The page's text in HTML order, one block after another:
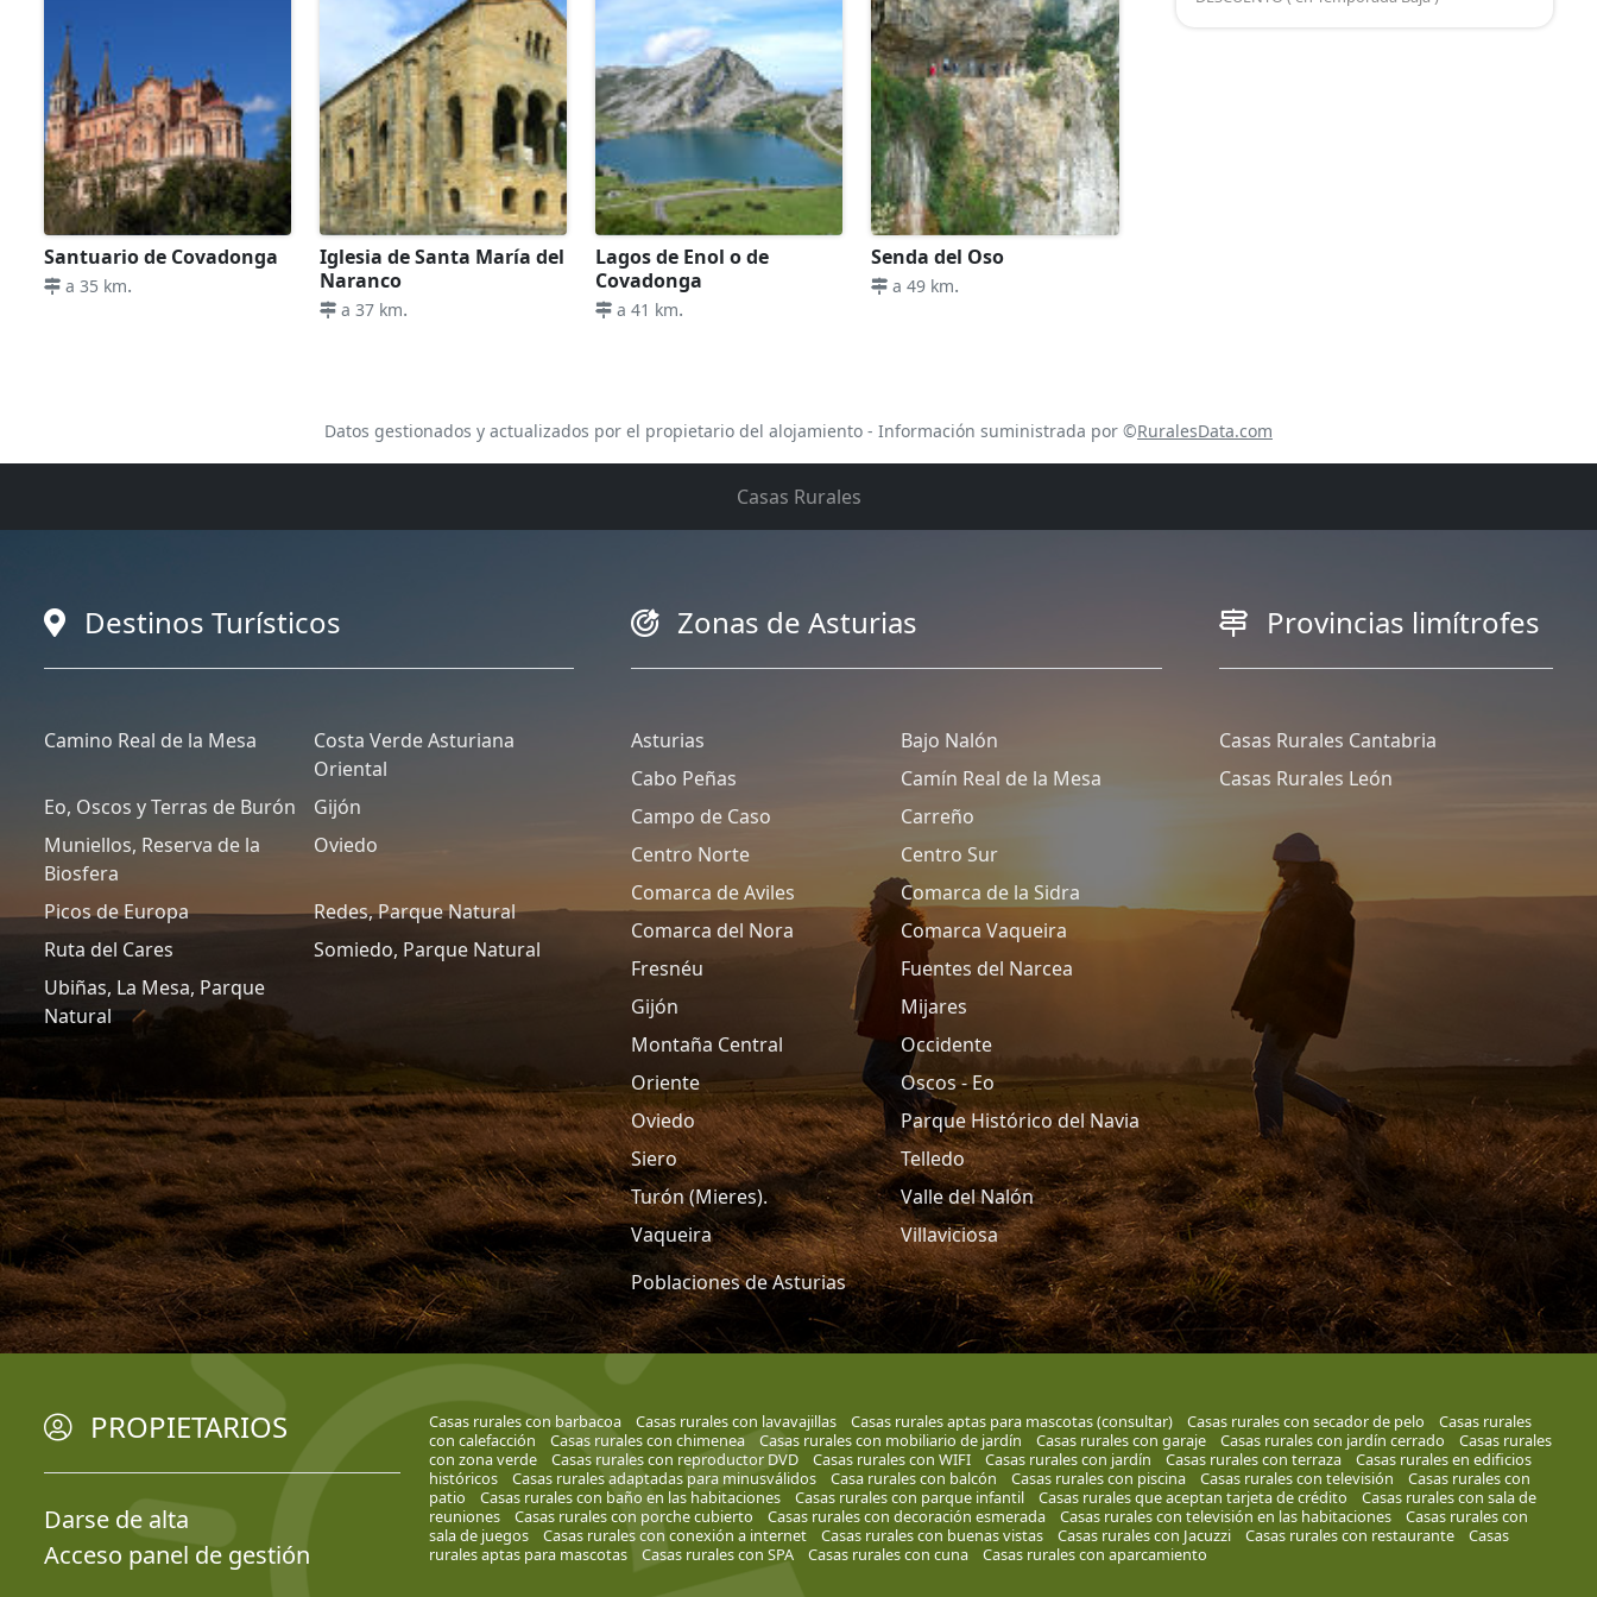
Santuario de Covadonga
a 35 km.
Iglesia de Santa María del
Naranco
a 37 km.
Lagos de Enol o de
Covadonga
a 41 km.
Senda del Oso
a 49 km.
Datos gestionados y actualizados por el propietario del alojamiento - Información suministrada por ©RuralesData.com
Casas Rurales
Destinos Turísticos
Camino Real de la Mesa
Costa Verde Asturiana
Oriental
Eo, Oscos y Terras de Burón
Gijón
Muniellos, Reserva de la
Biosfera
Oviedo
Picos de Europa
Redes, Parque Natural
Ruta del Cares
Somiedo, Parque Natural
Ubiñas, La Mesa, Parque
Natural
Zonas de Asturias
Asturias
Bajo Nalón
Cabo Peñas
Camín Real de la Mesa
Campo de Caso
Carreño
Centro Norte
Centro Sur
Comarca de Aviles
Comarca de la Sidra
Comarca del Nora
Comarca Vaqueira
Fresnéu
Fuentes del Narcea
Gijón
Mijares
Montaña Central
Occidente
Oriente
Oscos - Eo
Oviedo
Parque Histórico del Navia
Siero
Telledo
Turón (Mieres).
Valle del Nalón
Vaqueira
Villaviciosa
Poblaciones de Asturias
Provincias limítrofes
Casas Rurales Cantabria
Casas Rurales León
PROPIETARIOS
Darse de alta
Acceso panel de gestión
Casas rurales con barbacoa Casas rurales con lavavajillas Casas rurales aptas para mascotas (consultar) Casas rurales con secador de pelo
Casas rurales
con calefacción
Casas rurales con chimenea Casas rurales con mobiliario de jardín Casas rurales con garaje Casas rurales con jardín cerrado
Casas rurales
con zona verde
Casas rurales con reproductor DVD Casas rurales con WIFI Casas rurales con jardín Casas rurales con terraza
Casas rurales en edificios
históricos
Casas rurales adaptadas para minusválidos Casa rurales con balcón Casas rurales con piscina Casas rurales con televisión
Casas rurales con
patio
Casas rurales con baño en las habitaciones Casas rurales con parque infantil Casas rurales que aceptan tarjeta de crédito
Casas rurales con sala de
reuniones
Casas rurales con porche cubierto Casas rurales con decoración esmerada Casas rurales con televisión en las habitaciones
Casas rurales con
sala de juegos
Casas rurales con conexión a internet Casas rurales con buenas vistas Casas rurales con Jacuzzi Casas rurales con restaurante
Casas
rurales aptas para mascotas
Casas rurales con SPA Casas rurales con cuna Casas rurales con aparcamiento